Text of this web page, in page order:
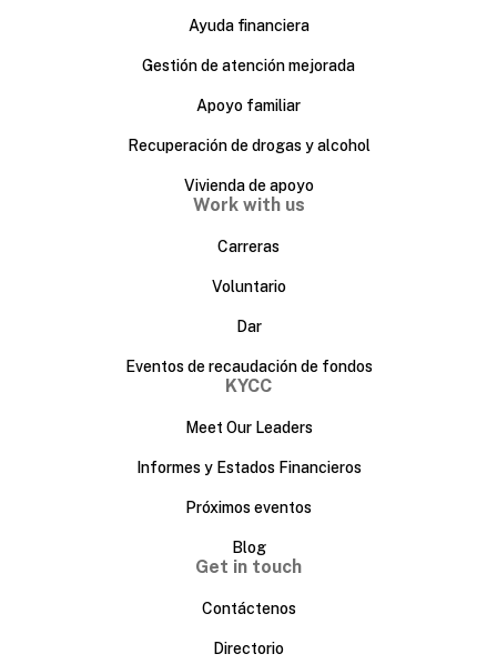
Ayuda financiera
Gestión de atención mejorada
Apoyo familiar
Recuperación de drogas y alcohol
Vivienda de apoyo
Work with us
Carreras
Voluntario
Dar
Eventos de recaudación de fondos
KYCC
Meet Our Leaders
Informes y Estados Financieros
Próximos eventos
Blog
Get in touch
Contáctenos
Directorio